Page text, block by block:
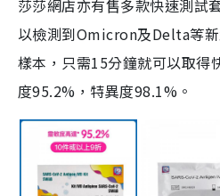
莎莎網店亦有售多款快速測試
以檢測到Omicron及Delta等
樣本，只需15分鐘就可以取得
度95.2%，特異度98.1%。